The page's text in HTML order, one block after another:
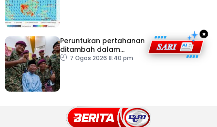
Peruntukan pertahanan
ditambah dalam
Belanjawan 2027
7 Ogos 2026 8:40 pm
×